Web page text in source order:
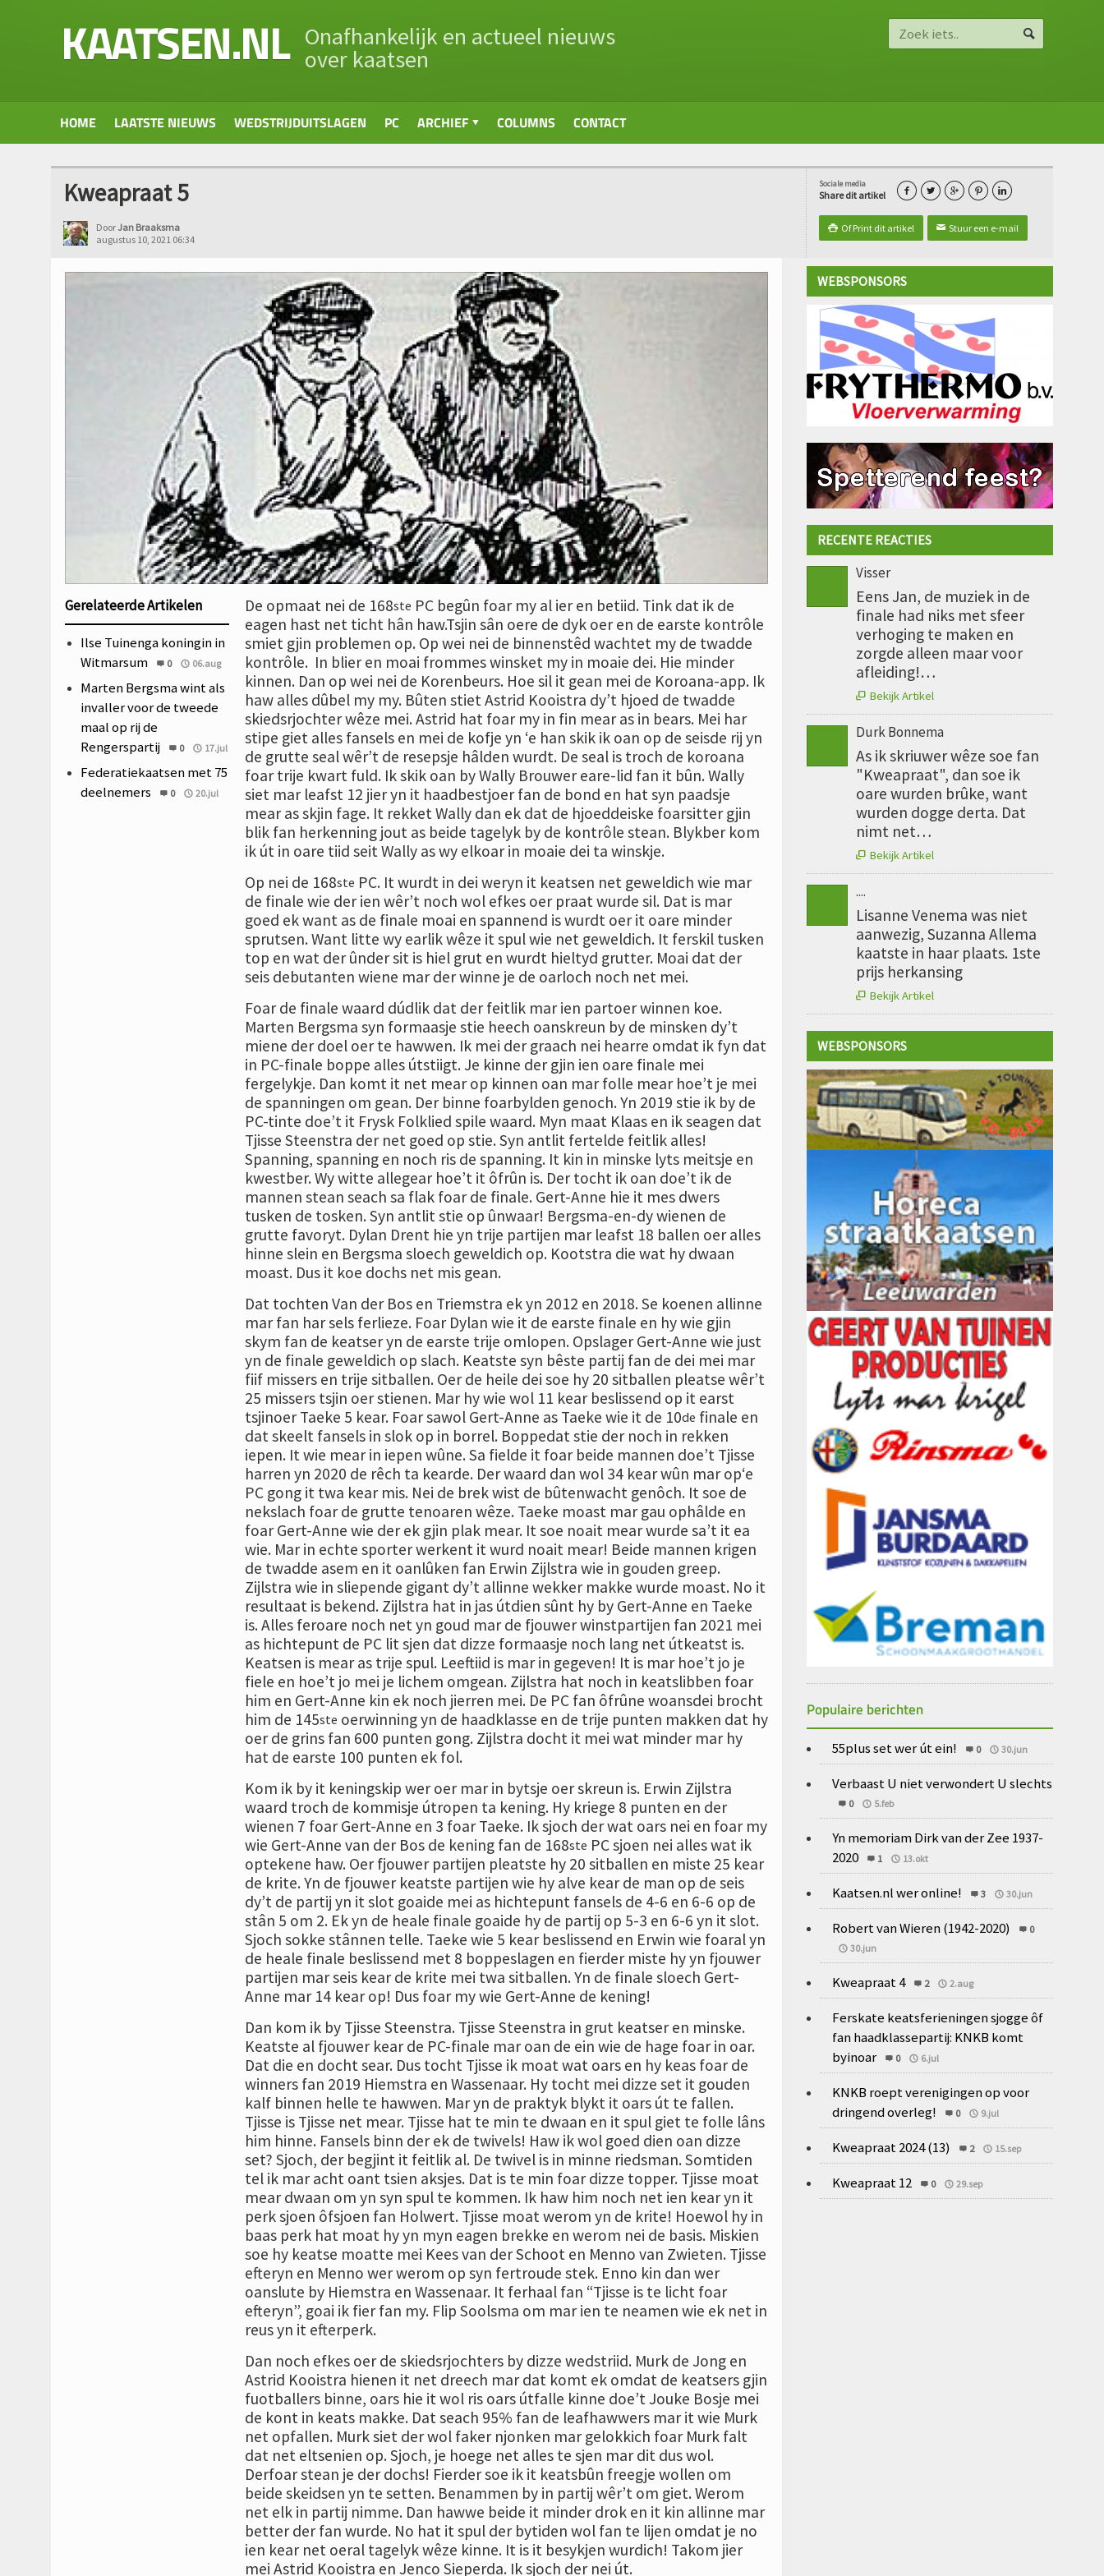
KAATSEN.NL Onafhankelijk en actueel nieuws
over kaatsen
HOME LAATSTE NIEUWS WEDSTRIJDUITSLAGEN PC ARCHIEF COLUMNS CONTACT
Sociale media
Share dit artikel     
 Of Print dit artikel ✉ Stuur een e-mail
Kweapraat 5
DoorJan Braaksma
augustus 10, 2021 06:34
Gerelateerde Artikelen
Ilse Tuinenga koningin in
Witmarsum
0 06.aug
Marten Bergsma wint als
invaller voor de tweede
maal op rij de
Rengerspartij
0 17.jul
Federatiekaatsen met 75
deelnemers
0 20.jul
De opmaat nei de 168ste PC begûn foar my al ier en betiid. Tink dat ik de
eagen hast net ticht hân haw.Tsjin sân oere de dyk oer en de earste kontrôle
smiet gjin problemen op. Op wei nei de binnenstêd wachtet my de twadde
kontrôle. In blier en moai frommes winsket my in moaie dei. Hie minder
kinnen. Dan op wei nei de Korenbeurs. Hoe sil it gean mei de Koroana-app. Ik
haw alles dûbel my my. Bûten stiet Astrid Kooistra dy’t hjoed de twadde
skiedsrjochter wêze mei. Astrid hat foar my in fin mear as in bears. Mei har
stipe giet alles fansels en mei de kofje yn ‘e han skik ik oan op de seisde rij yn
de grutte seal wêr’t de resepsje hâlden wurdt. De seal is troch de koroana
foar trije kwart fuld. Ik skik oan by Wally Brouwer eare-lid fan it bûn. Wally
siet mar leafst 12 jier yn it haadbestjoer fan de bond en hat syn paadsje
mear as skjin fage. It rekket Wally dan ek dat de hjoeddeiske foarsitter gjin
blik fan herkenning jout as beide tagelyk by de kontrôle stean. Blykber kom
ik út in oare tiid seit Wally as wy elkoar in moaie dei ta winskje.
Op nei de 168ste PC. It wurdt in dei weryn it keatsen net geweldich wie mar
de finale wie der ien wêr’t noch wol efkes oer praat wurde sil. Dat is mar
goed ek want as de finale moai en spannend is wurdt oer it oare minder
sprutsen. Want litte wy earlik wêze it spul wie net geweldich. It ferskil tusken
top en wat der ûnder sit is hiel grut en wurdt hieltyd grutter. Moai dat der
seis debutanten wiene mar der winne je de oarloch noch net mei.
Foar de finale waard dúdlik dat der feitlik mar ien partoer winnen koe.
Marten Bergsma syn formaasje stie heech oanskreun by de minsken dy’t
miene der doel oer te hawwen. Ik mei der graach nei hearre omdat ik fyn dat
in PC-finale boppe alles útstiigt. Je kinne der gjin ien oare finale mei
fergelykje. Dan komt it net mear op kinnen oan mar folle mear hoe’t je mei
de spanningen om gean. Der binne foarbylden genoch. Yn 2019 stie ik by de
PC-tinte doe’t it Frysk Folklied spile waard. Myn maat Klaas en ik seagen dat
Tjisse Steenstra der net goed op stie. Syn antlit fertelde feitlik alles!
Spanning, spanning en noch ris de spanning. It kin in minske lyts meitsje en
kwestber. Wy witte allegear hoe’t it ôfrûn is. Der tocht ik oan doe’t ik de
mannen stean seach sa flak foar de finale. Gert-Anne hie it mes dwers
tusken de tosken. Syn antlit stie op ûnwaar! Bergsma-en-dy wienen de
grutte favoryt. Dylan Drent hie yn trije partijen mar leafst 18 ballen oer alles
hinne slein en Bergsma sloech geweldich op. Kootstra die wat hy dwaan
moast. Dus it koe dochs net mis gean.
Dat tochten Van der Bos en Triemstra ek yn 2012 en 2018. Se koenen allinne
mar fan har sels ferlieze. Foar Dylan wie it de earste finale en hy wie gjin
skym fan de keatser yn de earste trije omlopen. Opslager Gert-Anne wie just
yn de finale geweldich op slach. Keatste syn bêste partij fan de dei mei mar
fiif missers en trije sitballen. Oer de heile dei soe hy 20 sitballen pleatse wêr’t
25 missers tsjin oer stienen. Mar hy wie wol 11 kear beslissend op it earst
tsjinoer Taeke 5 kear. Foar sawol Gert-Anne as Taeke wie it de 10de finale en
dat skeelt fansels in slok op in borrel. Boppedat stie der noch in rekken
iepen. It wie mear in iepen wûne. Sa fielde it foar beide mannen doe’t Tjisse
harren yn 2020 de rêch ta kearde. Der waard dan wol 34 kear wûn mar op‘e
PC gong it twa kear mis. Nei de brek wist de bûtenwacht genôch. It soe de
nekslach foar de grutte tenoaren wêze. Taeke moast mar gau ophâlde en
foar Gert-Anne wie der ek gjin plak mear. It soe noait mear wurde sa’t it ea
wie. Mar in echte sporter werkent it wurd noait mear! Beide mannen krigen
de twadde asem en it oanlûken fan Erwin Zijlstra wie in gouden greep.
Zijlstra wie in sliepende gigant dy’t allinne wekker makke wurde moast. No it
resultaat is bekend. Zijlstra hat in jas útdien sûnt hy by Gert-Anne en Taeke
is. Alles feroare noch net yn goud mar de fjouwer winstpartijen fan 2021 mei
as hichtepunt de PC lit sjen dat dizze formaasje noch lang net útkeatst is.
Keatsen is mear as trije spul. Leeftiid is mar in gegeven! It is mar hoe’t jo je
fiele en hoe’t jo mei je lichem omgean. Zijlstra hat noch in keatslibben foar
him en Gert-Anne kin ek noch jierren mei. De PC fan ôfrûne woansdei brocht
him de 145ste oerwinning yn de haadklasse en de trije punten makken dat hy
oer de grins fan 600 punten gong. Zijlstra docht it mei wat minder mar hy
hat de earste 100 punten ek fol.
Kom ik by it keningskip wer oer mar in bytsje oer skreun is. Erwin Zijlstra
waard troch de kommisje útropen ta kening. Hy kriege 8 punten en der
wienen 7 foar Gert-Anne en 3 foar Taeke. Ik sjoch der wat oars nei en foar my
wie Gert-Anne van der Bos de kening fan de 168ste PC sjoen nei alles wat ik
optekene haw. Oer fjouwer partijen pleatste hy 20 sitballen en miste 25 kear
de krite. Yn de fjouwer keatste partijen wie hy alve kear de man op de seis
dy’t de partij yn it slot goaide mei as hichtepunt fansels de 4-6 en 6-6 op de
stân 5 om 2. Ek yn de heale finale goaide hy de partij op 5-3 en 6-6 yn it slot.
Sjoch sokke stânnen telle. Taeke wie 5 kear beslissend en Erwin wie foaral yn
de heale finale beslissend met 8 boppeslagen en fierder miste hy yn fjouwer
partijen mar seis kear de krite mei twa sitballen. Yn de finale sloech Gert-
Anne mar 14 kear op! Dus foar my wie Gert-Anne de kening!
Dan kom ik by Tjisse Steenstra. Tjisse Steenstra in grut keatser en minske.
Keatste al fjouwer kear de PC-finale mar oan de ein wie de hage foar in oar.
Dat die en docht sear. Dus tocht Tjisse ik moat wat oars en hy keas foar de
winners fan 2019 Hiemstra en Wassenaar. Hy tocht mei dizze set it gouden
kalf binnen helle te hawwen. Mar yn de praktyk blykt it oars út te fallen.
Tjisse is Tjisse net mear. Tjisse hat te min te dwaan en it spul giet te folle lâns
him hinne. Fansels binn der ek de twivels! Haw ik wol goed dien oan dizze
set? Sjoch, der begjint it feitlik al. De twivel is in minne riedsman. Somtiden
tel ik mar acht oant tsien aksjes. Dat is te min foar dizze topper. Tjisse moat
mear dwaan om yn syn spul te kommen. Ik haw him noch net ien kear yn it
perk sjoen ôfsjoen fan Holwert. Tjisse moat werom yn de krite! Hoewol hy in
baas perk hat moat hy yn myn eagen brekke en werom nei de basis. Miskien
soe hy keatse moatte mei Kees van der Schoot en Menno van Zwieten. Tjisse
efteryn en Menno wer werom op syn fertroude stek. Enno kin dan wer
oanslute by Hiemstra en Wassenaar. It ferhaal fan “Tjisse is te licht foar
efteryn”, goai ik fier fan my. Flip Soolsma om mar ien te neamen wie ek net in
reus yn it efterperk.
Dan noch efkes oer de skiedsrjochters by dizze wedstriid. Murk de Jong en
Astrid Kooistra hienen it net dreech mar dat komt ek omdat de keatsers gjin
fuotballers binne, oars hie it wol ris oars útfalle kinne doe’t Jouke Bosje mei
de kont in keats makke. Dat seach 95% fan de leafhawwers mar it wie Murk
net opfallen. Murk siet der wol faker njonken mar gelokkich foar Murk falt
dat net eltsenien op. Sjoch, je hoege net alles te sjen mar dit dus wol.
Derfoar stean je der dochs! Fierder soe ik it keatsbûn freegje wollen om
beide skeidsen yn te setten. Benammen by in partij wêr’t om giet. Werom
net elk in partij nimme. Dan hawwe beide it minder drok en it kin allinne mar
better der fan wurde. No hat it spul der bytiden wol fan te lijen omdat je no
ien kear net oeral tagelyk wêze kinne. It is it besykjen wurdich! Takom jier
mei Astrid Kooistra en Jenco Sieperda. Ik sjoch der nei út.
WEBSPONSORS
RECENTE REACTIES
Visser
Eens Jan, de muziek in de
finale had niks met sfeer
verhoging te maken en
zorgde alleen maar voor
afleiding!…
 Bekijk Artikel
Durk Bonnema
As ik skriuwer wêze soe fan
"Kweapraat", dan soe ik
oare wurden brûke, want
wurden dogge derta. Dat
nimt net…
 Bekijk Artikel
....
Lisanne Venema was niet
aanwezig, Suzanna Allema
kaatste in haar plaats. 1ste
prijs herkansing
 Bekijk Artikel
WEBSPONSORS
Populaire berichten
55plus set wer út ein! 0 30.jun
Verbaast U niet verwondert U slechts
0 5.feb
Yn memoriam Dirk van der Zee 1937-
2020
1 13.okt
Kaatsen.nl wer online! 3 30.jun
Robert van Wieren (1942-2020)
0
30.jun
Kweapraat 4 2 2.aug
Ferskate keatsferieningen sjogge ôf
fan haadklassepartij: KNKB komt
byinoar
0 6.jul
KNKB roept verenigingen op voor
dringend overleg!
0 9.jul
Kweapraat 2024 (13) 2 15.sep
Kweapraat 12 0 29.sep